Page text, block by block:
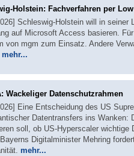
Holstein: Fachverfahren per
Schleswig-Holstein will in seiner
auf Microsoft Access basieren.
von mgm zum Einsatz. Andere
mehr...
Wackeliger Datenschutzrahmen
Eine Entscheidung des US
Datentransfers ins Wanken:
soll, ob US-Hyperscaler
Digitalminister Mehring
mehr...